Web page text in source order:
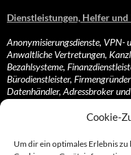
Cookie-
Um dir ein optimales Erlebnis
Dienstleistungen, Helfer
Anonymisierungsdienste, VPN-
Anwaltliche Vertretungen,
Bezahlsysteme,
Bürodienstleister,
Datenhändler, Adressbroker
Hosting, Routing, Provider,
Inkasso,
Onlinecasinos, Glücksspiele,